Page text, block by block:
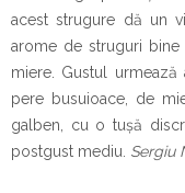
acest strugure dă un
arome de struguri
miere. Gustul
pere busuioace, de
galben, cu o tușă
postgust mediu. Sergiu